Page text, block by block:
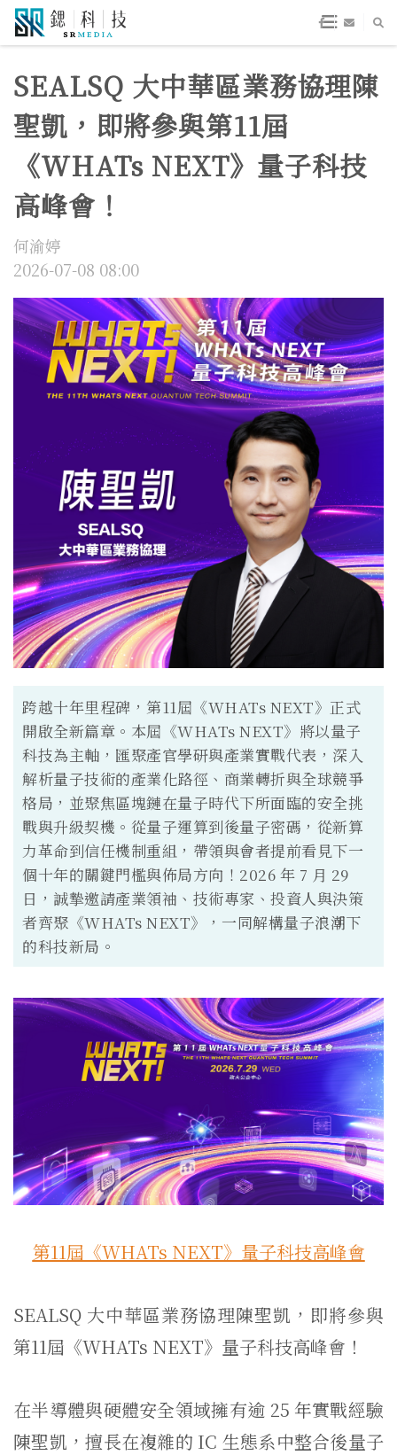
SEALSQ 大中華區業務協理陳
聖凱，即將參與第11屆
《WHATs NEXT》量子科技
高峰會！
何渝婷
2026-07-08 08:00
跨越十年里程碑，第11屆《WHATs NEXT》正式
開啟全新篇章。本屆《WHATs NEXT》將以量子
科技為主軸，匯聚產官學研與產業實戰代表，深入
解析量子技術的產業化路徑、商業轉折與全球競爭
格局，並聚焦區塊鏈在量子時代下所面臨的安全挑
戰與升級契機。從量子運算到後量子密碼，從新算
力革命到信任機制重組，帶領與會者提前看見下一
個十年的關鍵門檻與佈局方向！2026 年 7 月 29
日，誠摯邀請產業領袖、技術專家、投資人與決策
者齊聚《WHATs NEXT》，一同解構量子浪潮下
的科技新局。
第11屆《WHATs NEXT》量子科技高峰會
SEALSQ 大中華區業務協理陳聖凱，即將參與
第11屆《WHATs NEXT》量子科技高峰會！
在半導體與硬體安全領域擁有逾 25 年實戰經驗
陳聖凱，擅長在複雜的 IC 生態系中整合後量子